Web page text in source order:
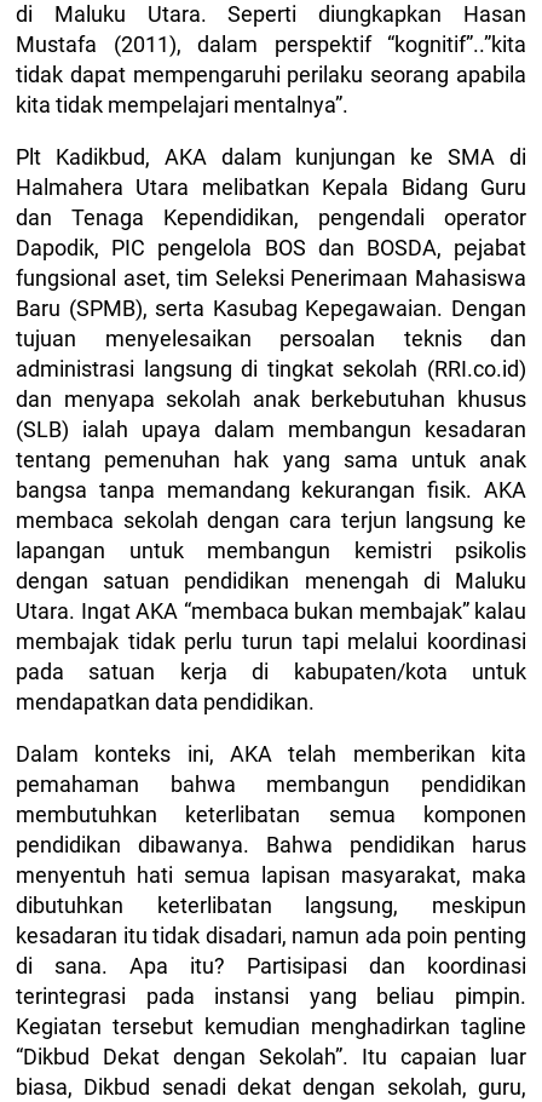
di Maluku Utara. Seperti diungkapkan Hasan
Mustafa (2011), dalam perspektif “kognitif”..”kita
tidak dapat mempengaruhi perilaku seorang apabila
kita tidak mempelajari mentalnya”.
Plt Kadikbud, AKA dalam kunjungan ke SMA di
Halmahera Utara melibatkan Kepala Bidang Guru
dan Tenaga Kependidikan, pengendali operator
Dapodik, PIC pengelola BOS dan BOSDA, pejabat
fungsional aset, tim Seleksi Penerimaan Mahasiswa
Baru (SPMB), serta Kasubag Kepegawaian. Dengan
tujuan menyelesaikan persoalan teknis dan
administrasi langsung di tingkat sekolah (RRI.co.id)
dan menyapa sekolah anak berkebutuhan khusus
(SLB) ialah upaya dalam membangun kesadaran
tentang pemenuhan hak yang sama untuk anak
bangsa tanpa memandang kekurangan fisik. AKA
membaca sekolah dengan cara terjun langsung ke
lapangan untuk membangun kemistri psikolis
dengan satuan pendidikan menengah di Maluku
Utara. Ingat AKA “membaca bukan membajak” kalau
membajak tidak perlu turun tapi melalui koordinasi
pada satuan kerja di kabupaten/kota untuk
mendapatkan data pendidikan.
Dalam konteks ini, AKA telah memberikan kita
pemahaman bahwa membangun pendidikan
membutuhkan keterlibatan semua komponen
pendidikan dibawanya. Bahwa pendidikan harus
menyentuh hati semua lapisan masyarakat, maka
dibutuhkan keterlibatan langsung, meskipun
kesadaran itu tidak disadari, namun ada poin penting
di sana. Apa itu? Partisipasi dan koordinasi
terintegrasi pada instansi yang beliau pimpin.
Kegiatan tersebut kemudian menghadirkan tagline
“Dikbud Dekat dengan Sekolah”. Itu capaian luar
biasa, Dikbud senadi dekat dengan sekolah, guru,